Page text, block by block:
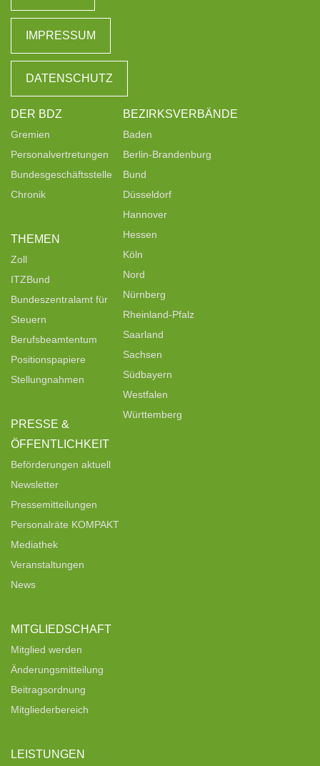
IMPRESSUM
DATENSCHUTZ
DER BDZ
Gremien
Personalvertretungen
Bundesgeschäftsstelle
Chronik
THEMEN
Zoll
ITZBund
Bundeszentralamt für
Steuern
Berufsbeamtentum
Positionspapiere
Stellungnahmen
PRESSE &
ÖFFENTLICHKEIT
Beförderungen aktuell
Newsletter
Pressemitteilungen
Personalräte KOMPAKT
Mediathek
Veranstaltungen
News
MITGLIEDSCHAFT
Mitglied werden
Änderungsmitteilung
Beitragsordnung
Mitgliederbereich
LEISTUNGEN
BEZIRKSVERBÄNDE
Baden
Berlin-Brandenburg
Bund
Düsseldorf
Hannover
Hessen
Köln
Nord
Nürnberg
Rheinland-Pfalz
Saarland
Sachsen
Südbayern
Westfalen
Württemberg